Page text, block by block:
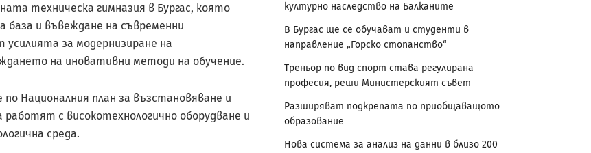
техническа гимназия в Бургас, която
и въвеждане на съвременни
за модернизиране на
на иновативни методи на обучение.
Националния план за възстановяване и
с високотехнологично оборудване и
среда.
културно наследство на Балканите
В Бургас ще се обучават и студенти в
направление „Горско стопанство“
Треньор по вид спорт става регулирана
професия, реши Министерският съвет
Разширяват подкрепата по приобщаващото
образование
Нова система за анализ на данни в близо 200